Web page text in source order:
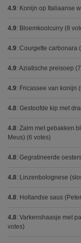
4.9: Konijn op Italiaanse
4.9: Bloemkoolcurry (8
4.9: Courgette carbonara
4.9: Aziatische preisoep
4.9: Fricassee van konijn
4.8: Gestoofde kip met
4.8: Zalm met gebakken
Meus) (6 votes)
4.8: Gegratineerde
4.8: Linzenbolognese
4.8: Hollandse saus
4.8: Varkenshaasje met
votes)